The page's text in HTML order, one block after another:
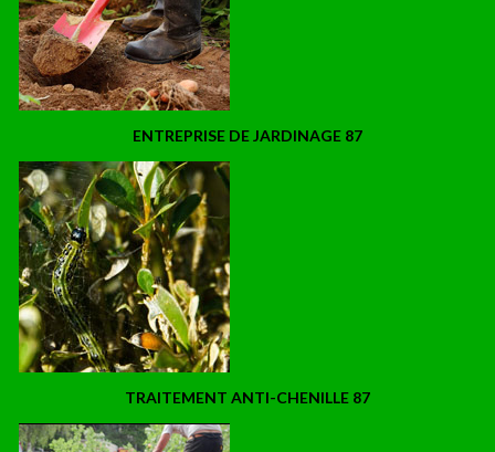
ENTREPRISE DE JARDINAGE 87
TRAITEMENT ANTI-CHENILLE 87